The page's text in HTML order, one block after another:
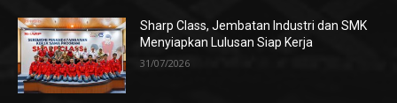
Sharp Class, Jembatan Industri dan SMK
Menyiapkan Lulusan Siap Kerja
31/07/2026